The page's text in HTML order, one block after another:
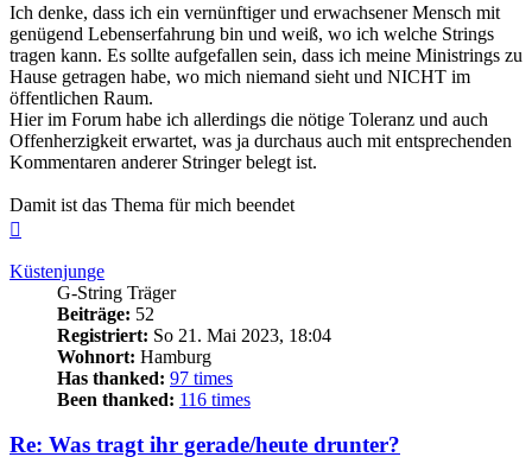
Ich denke, dass ich ein vernünftiger und erwachsener Mensch mit
genügend Lebenserfahrung bin und weiß, wo ich welche Strings
tragen kann. Es sollte aufgefallen sein, dass ich meine Ministrings zu
Hause getragen habe, wo mich niemand sieht und NICHT im
öffentlichen Raum.
Hier im Forum habe ich allerdings die nötige Toleranz und auch
Offenherzigkeit erwartet, was ja durchaus auch mit entsprechenden
Kommentaren anderer Stringer belegt ist.
Damit ist das Thema für mich beendet
Küstenjunge
G-String Träger
Beiträge: 52
Registriert: So 21. Mai 2023, 18:04
Wohnort: Hamburg
Has thanked: 97 times
Been thanked: 116 times
Re: Was tragt ihr gerade/heute drunter?